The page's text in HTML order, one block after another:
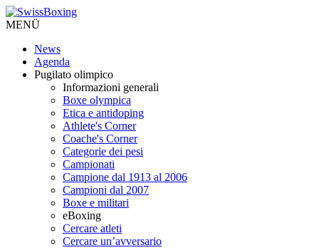
MENÜ
News
Agenda
Pugilato olimpico
Informazioni generali
Boxe olympica
Etica e antidoping
Athlete's Corner
Coache's Corner
Categorie dei pesi
Campionati
Campione dal 1913 al 2006
Campioni dal 2007
Boxe e militari
eBoxing
Cercare atleti
Cercare un’avversario